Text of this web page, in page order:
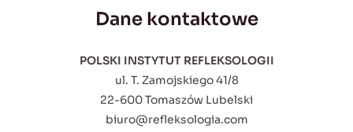
Dane kontaktowe
POLSKI INSTYTUT REFLEKSOLOGII
ul. T. Zamojskiego 41/8
22-600 Tomaszów Lubelski
biuro@refleksologia.com